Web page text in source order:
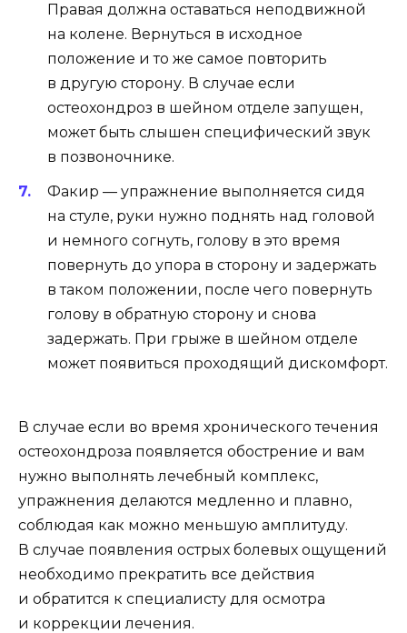
Правая должна оставаться неподвижной
на колене. Вернуться в исходное
положение и то же самое повторить
в другую сторону. В случае если
остеохондроз в шейном отделе запущен,
может быть слышен специфический звук
в позвоночнике.
Факир — упражнение выполняется сидя
на стуле, руки нужно поднять над головой
и немного согнуть, голову в это время
повернуть до упора в сторону и задержать
в таком положении, после чего повернуть
голову в обратную сторону и снова
задержать. При грыже в шейном отделе
может появиться проходящий дискомфорт.
В случае если во время хронического течения
остеохондроза появляется обострение и вам
нужно выполнять лечебный комплекс,
упражнения делаются медленно и плавно,
соблюдая как можно меньшую амплитуду.
В случае появления острых болевых ощущений
необходимо прекратить все действия
и обратится к специалисту для осмотра
и коррекции лечения.